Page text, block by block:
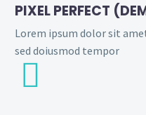
PIXEL PERFECT
Lorem ipsum dolor sit
sed doiusmod tempor

